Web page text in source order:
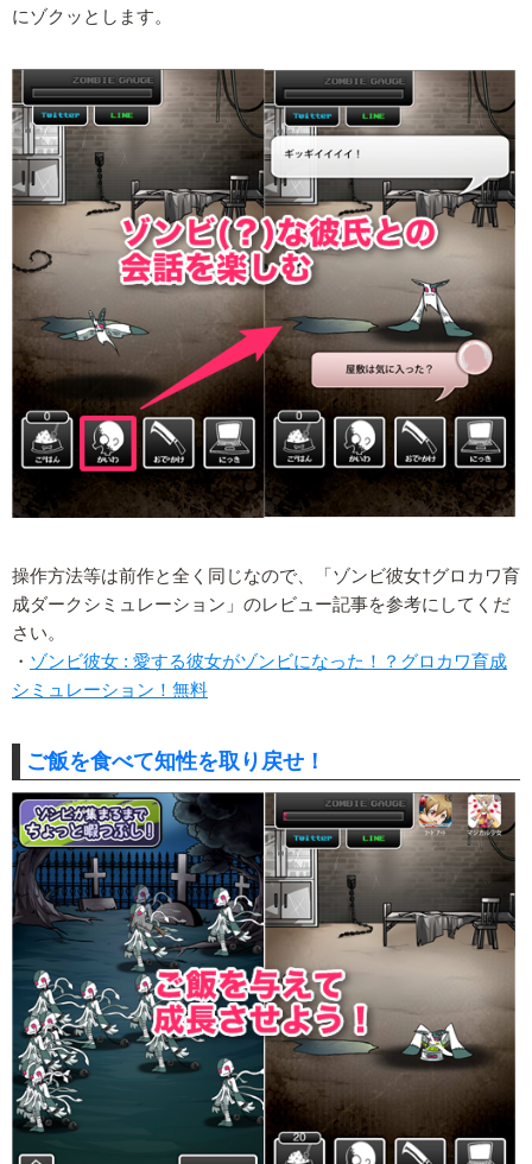
にゾクッとします。
操作方法等は前作と全く同じなので、「ゾンビ彼女†グロカワ育
成ダークシミュレーション」のレビュー記事を参考にしてくだ
さい。
・ ゾンビ彼女 : 愛する彼女がゾンビになった！？グロカワ育成
シミュレーション！無料
ご飯を食べて知性を取り戻せ！